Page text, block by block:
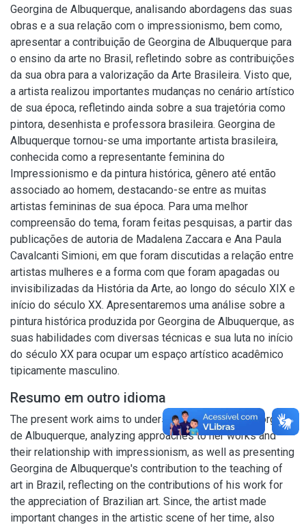
Georgina de Albuquerque, analisando abordagens das suas
obras e a sua relação com o impressionismo, bem como,
apresentar a contribuição de Georgina de Albuquerque para
o ensino da arte no Brasil, refletindo sobre as contribuições
da sua obra para a valorização da Arte Brasileira. Visto que,
a artista realizou importantes mudanças no cenário artístico
de sua época, refletindo ainda sobre a sua trajetória como
pintora, desenhista e professora brasileira. Georgina de
Albuquerque tornou-se uma importante artista brasileira,
conhecida como a representante feminina do
Impressionismo e da pintura histórica, gênero até então
associado ao homem, destacando-se entre as muitas
artistas femininas de sua época. Para uma melhor
compreensão do tema, foram feitas pesquisas, a partir das
publicações de autoria de Madalena Zaccara e Ana Paula
Cavalcanti Simioni, em que foram discutidas a relação entre
artistas mulheres e a forma com que foram apagadas ou
invisibilizadas da História da Arte, ao longo do século XIX e
início do século XX. Apresentaremos uma análise sobre a
pintura histórica produzida por Georgina de Albuquerque, as
suas habilidades com diversas técnicas e sua luta no início
do século XX para ocupar um espaço artístico acadêmico
tipicamente masculino.
Resumo em outro idioma
The present work aims to understand the work of Georgina
de Albuquerque, analyzing approaches to her works and
their relationship with impressionism, as well as presenting
Georgina de Albuquerque's contribution to the teaching of
art in Brazil, reflecting on the contributions of his work for
the appreciation of Brazilian art. Since, the artist made
important changes in the artistic scene of her time, also